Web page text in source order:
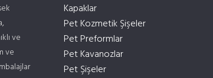
ve
ve
Kapaklar
Pet Kozmetik Şişeler
Pet Preformlar
Pet Kavanozlar
Pet Şişeler